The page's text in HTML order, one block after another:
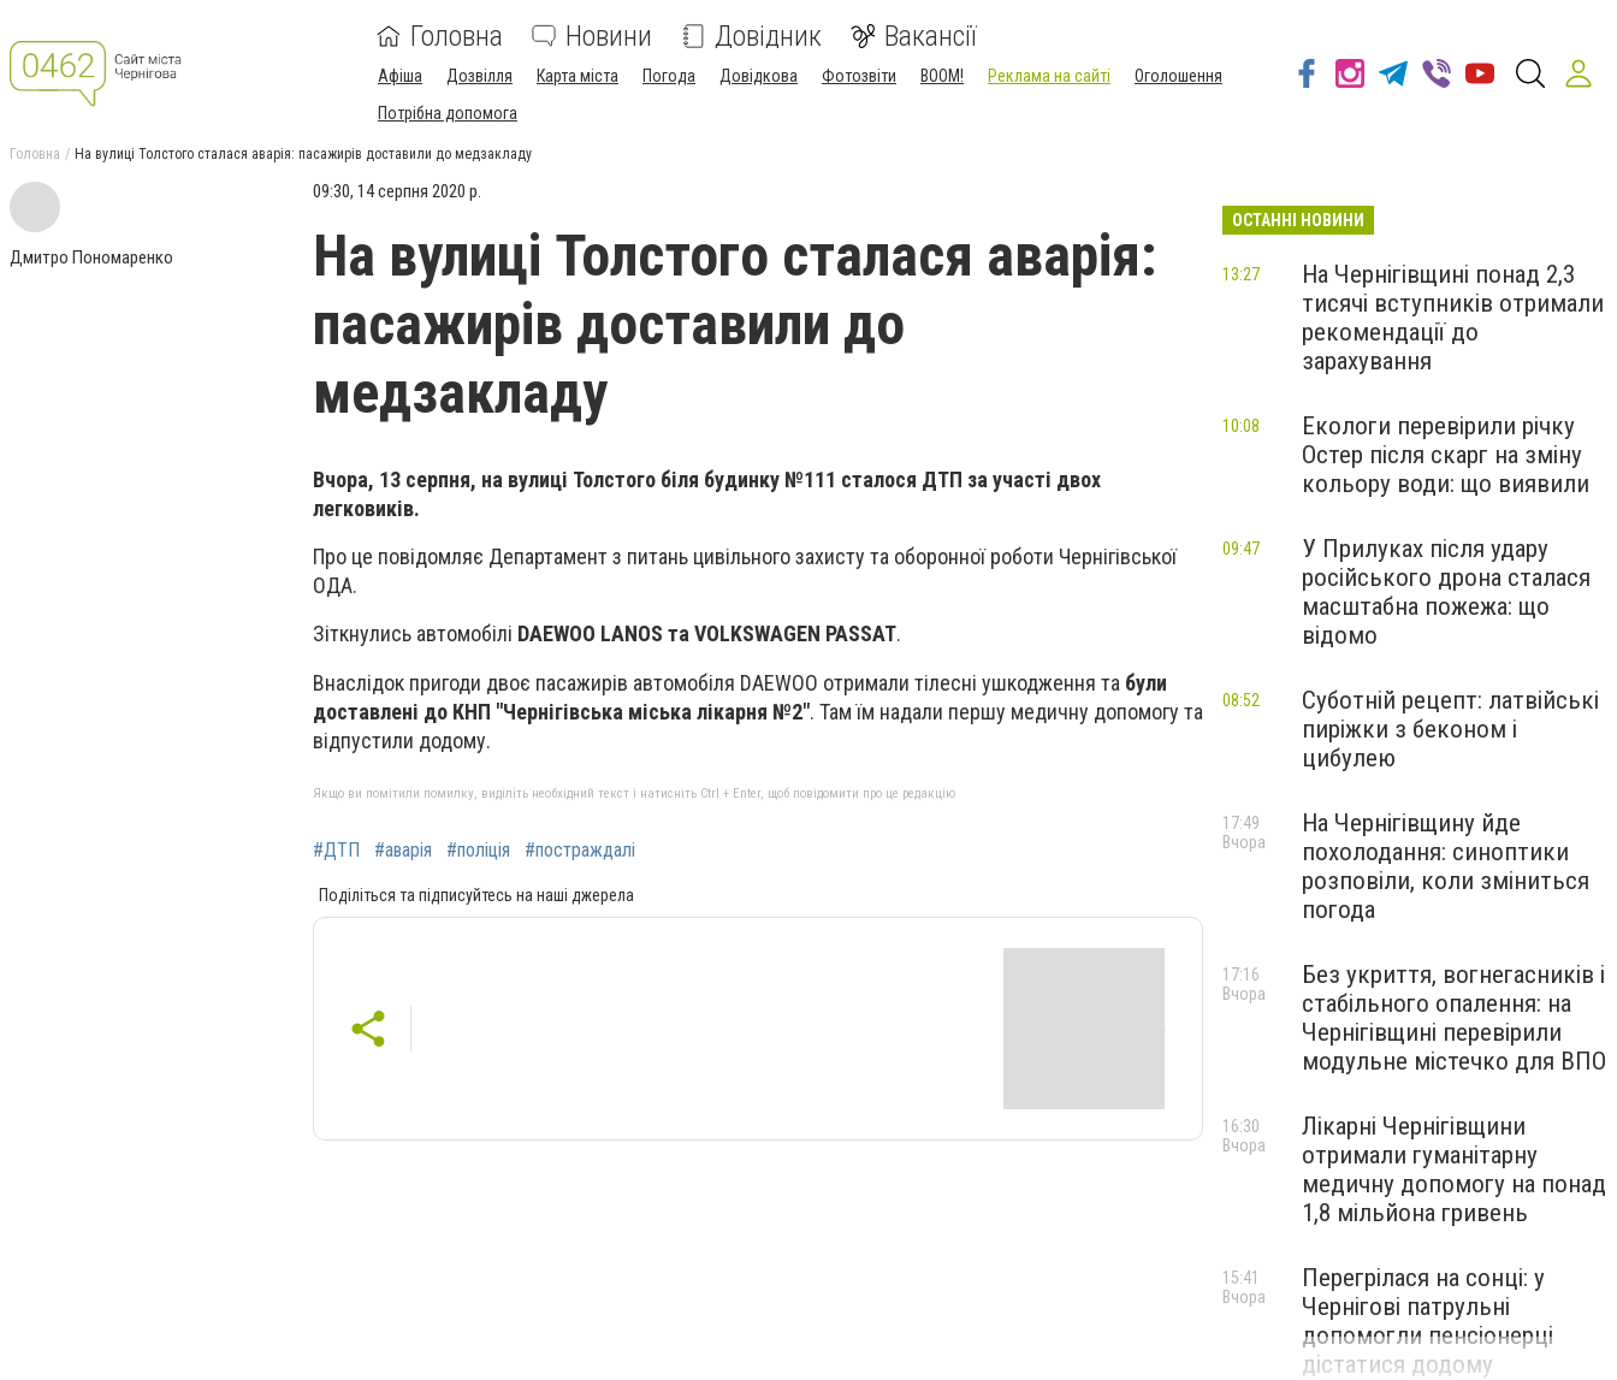
Головна Новини Довідник Вакансії
Афіша Дозвілля Карта міста Погода Довідкова Фотозвіти BOOM! Реклама на сайті
Оголошення
Потрібна допомога
Головна На вулиці Толстого сталася аварія: пасажирів доставили до медзакладу
Дмитро Пономаренко
09:30, 14 серпня 2020 р.
На вулиці Толстого сталася аварія:
пасажирів доставили до
медзакладу
Вчора, 13 серпня, на вулиці Толстого біля будинку №111 сталося ДТП за участі двох
легковиків.
Про це повідомляє Департамент з питань цивільного захисту та оборонної роботи Чернігівської
ОДА.
Зіткнулись автомобілі DAEWOO LANOS та VOLKSWAGEN PASSAT.
Внаслідок пригоди двоє пасажирів автомобіля DAEWOO отримали тілесні ушкодження та були
доставлені до КНП "Чернігівська міська лікарня №2". Там їм надали першу медичну допомогу та
відпустили додому.
Якщо ви помітили помилку, виділіть необхідний текст і натисніть Ctrl + Enter, щоб повідомити про це редакцію
#ДТП #аварія #поліція #постраждалі
Поділіться та підписуйтесь на наші джерела
ОСТАННІ НОВИНИ
На Чернігівщині понад 2,3
тисячі вступників отримали
рекомендації до
зарахування
13:27
Екологи перевірили річку
Остер після скарг на зміну
кольору води: що виявили
10:08
У Прилуках після удару
російського дрона сталася
масштабна пожежа: що
відомо
09:47
Суботній рецепт: латвійські
пиріжки з беконом і
цибулею
08:52
На Чернігівщину йде
похолодання: синоптики
розповіли, коли зміниться
погода
17:49
Вчора
Без укриття, вогнегасників і
стабільного опалення: на
Чернігівщині перевірили
модульне містечко для ВПО
17:16
Вчора
Лікарні Чернігівщини
отримали гуманітарну
медичну допомогу на понад
1,8 мільйона гривень
16:30
Вчора
Перегрілася на сонці: у
Чернігові патрульні
допомогли пенсіонерці
дістатися додому
15:41
Вчора